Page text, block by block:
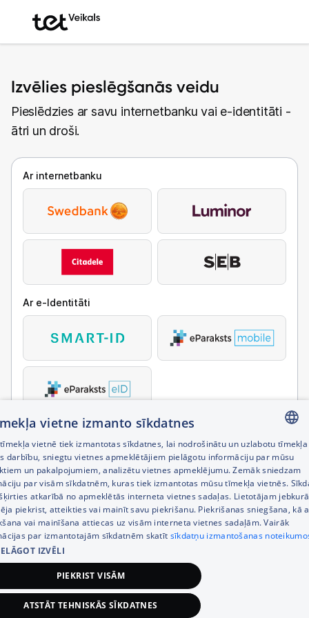
Izvēlies pieslēgšanās veidu
Pieslēdzies ar savu internetbanku vai e-identitāti -
ātri un droši.
Ar internetbanku
Ar e-Identitāti
LATVIAN
RUSSIAN
ENGLISH
vietne izmanto sīkdatnes
vietnē tiek izmantotas sīkdatnes, lai nodrošinātu un uzlabotu tīmekļa
darbību, sniegtu vietnes apmeklētājiem pielāgotu informāciju par mūsu
un pakalpojumiem, analizētu vietnes apmeklējumu. Zemāk sniedzam
par visām sīkdatnēm, kuras tiek izmantotas mūsu tīmekļa vietnēs.
atkarībā no apmeklētās interneta vietnes sadaļas. Lietotājam
piekrist, atteikties vai mainīt savu piekrišanu. Piekrišanas sniegšana, kā
vai mainīšana attiecas uz visām interneta vietnes sadaļām. Vairāk
par izmantotajām sīkdatnēm skatīt sīkdatņu izmantošanas
IZVĒLI
PIEKRIST VISĀM
ATSTĀT TEHNISKĀS SĪKDATNES